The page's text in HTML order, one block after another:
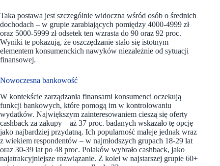
Taka postawa jest szczególnie widoczna wśród osób o średnich
dochodach – w grupie zarabiających pomiędzy 4000-4999 zł
oraz 5000-5999 zł odsetek ten wzrasta do 90 oraz 92 proc.
Wyniki te pokazują, że oszczędzanie stało się istotnym
elementem konsumenckich nawyków niezależnie od sytuacji
finansowej.
Nowoczesna bankowość
W kontekście zarządzania finansami konsumenci oczekują
funkcji bankowych, które pomogą im w kontrolowaniu
wydatków. Największym zainteresowaniem cieszą się oferty
cashback za zakupy – aż 37 proc. badanych wskazało tę opcję
jako najbardziej przydatną. Ich popularność maleje jednak wraz
z wiekiem respondentów – w najmłodszych grupach 18-29 lat
oraz 30-39 lat po 48 proc. Polaków wybrało cashback, jako
najatrakcyjniejsze rozwiązanie. Z kolei w najstarszej grupie 60+